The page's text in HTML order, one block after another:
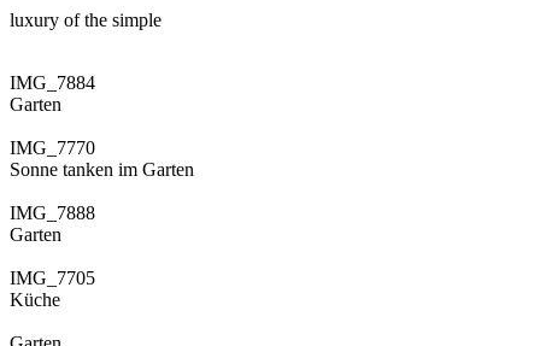
luxury of the simple
IMG_7884
Garten
IMG_7770
Sonne tanken im Garten
IMG_7888
Garten
IMG_7705
Küche